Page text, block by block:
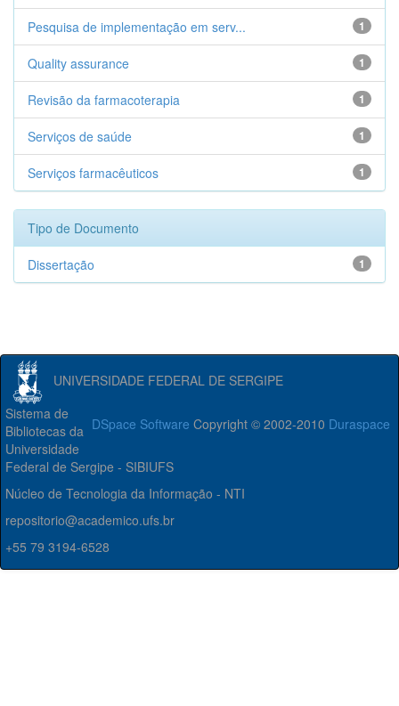
1
Pesquisa de implementação em serv...
1
Quality assurance
1
Revisão da farmacoterapia
1
Serviços de saúde
1
Serviços farmacêuticos
Tipo de Documento
1
Dissertação
UNIVERSIDADE FEDERAL DE SERGIPE
DSpace Software Copyright © 2002-2010 Duraspace
Sistema de
Bibliotecas da
Universidade
Federal de Sergipe - SIBIUFS
Núcleo de Tecnologia da Informação - NTI
repositorio@academico.ufs.br
+55 79 3194-6528